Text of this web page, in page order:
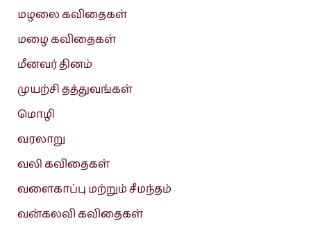
மழலை கவிதைகள்
மழை கவிதைகள்
மீனவர் தினம்
முயற்சி தத்துவங்கள்
மொழி
வரலாறு
வலி கவிதைகள்
வளைகாப்பு மற்றும் சீமந்தம்
வன்கலவி கவிதைகள்